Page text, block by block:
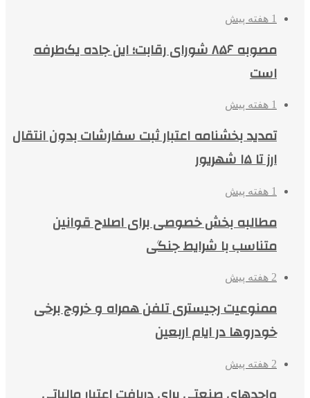
1 هفته پیش
مصوبه ۸۵۶ شورای رقابت؛ این جاده یک‌طرفه
است
1 هفته پیش
تمدید بخشنامه اعتبار ثبت سفارشات بدون انتقال
ارز تا ۱۵ شهریور
1 هفته پیش
مطالبه بخش خصوصی برای اصلاح قوانین
متناسب با شرایط جنگی
2 هفته پیش
ممنوعیت رجیستری تلفن همراه و خروج برخی
خودروها در ایام اربعین
2 هفته پیش